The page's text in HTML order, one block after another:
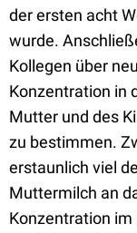
der ersten acht
wurde.
Kollegen über
Konzentration in
Mutter und des
zu bestimmen.
erstaunlich viel
Muttermilch an
Konzentration im